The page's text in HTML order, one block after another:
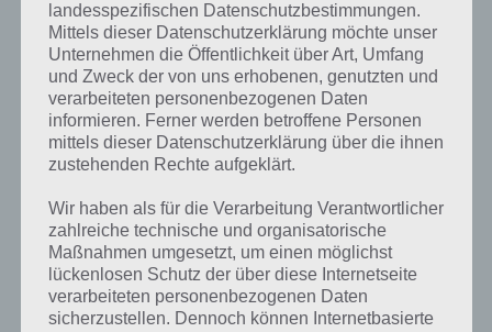
Die obige Lösung stimmt leider nicht mehr?
Wenn die Lösung, die wir dir oben vorgestellt haben, nicht mehr
aktuell sein sollte oder ein Wort in der Lösung von 94 Prozent fehlt,
so teile uns die korrekten Lösungen einfach in den Kommentaren
mit. Nur so können wir stets die aktuellen Antworten auf die
zahlreichen Fragen und Sachverhalte in der App geben. Da die
Entwickler die Lösungen immer mal wieder verändern.
Darum geht es bei 94%
Was ist 94%? In der App 94% musst du auf Basis eines Bildes oder
einer Aussage die Antworten herausfinden, die von anderen Spielern
landesspezifischen Datenschutzbestimmungen.
Mittels dieser Datenschutzerklärung möchte unser
Unternehmen die Öffentlichkeit über Art, Umfang
und Zweck der von uns erhobenen, genutzten und
verarbeiteten personenbezogenen Daten
informieren. Ferner werden betroffene Personen
mittels dieser Datenschutzerklärung über die ihnen
zustehenden Rechte aufgeklärt.
Wir haben als für die Verarbeitung Verantwortlicher
zahlreiche technische und organisatorische
Maßnahmen umgesetzt, um einen möglichst
lückenlosen Schutz der über diese Internetseite
verarbeiteten personenbezogenen Daten
sicherzustellen. Dennoch können Internetbasierte